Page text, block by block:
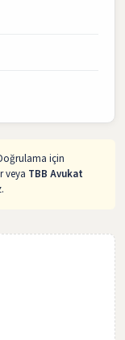
için
veya TBB Avukat